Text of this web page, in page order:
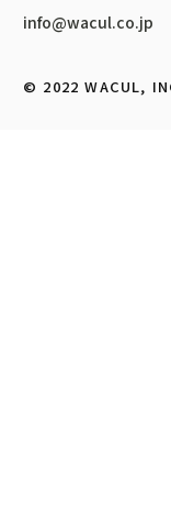
info@wacul.co.jp
©︎ 2022 WACUL,